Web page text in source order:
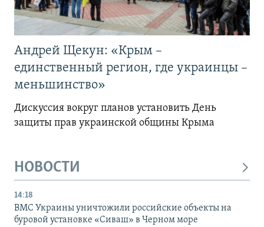
Андрей Щекун: «Крым –
единственный регион, где украинцы –
меньшинство»
Дискуссия вокруг планов установить День
защиты прав украинской общины Крыма
НОВОСТИ
14:18
ВМС Украины уничтожили российские объекты на
буровой установке «Сиваш» в Черном море